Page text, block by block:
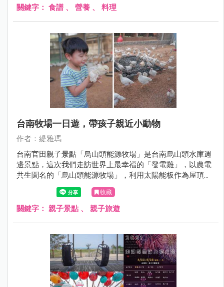
關鍵字： 食譜 、 營養 、 料理
台南牧場一日遊，帶孩子親近小動物
作者：緹雅瑪
台南官田親子景點「烏山頭能源牧場」是台南烏山頭水庫週
邊景點，這次我們走訪世界上最幸福的「發電雞」，以農電
共生聞名的「烏山頭能源牧場」，利用太陽能板作為屋頂發
電供電，這裡的發電雞可聽音樂，有大空間活動過得開心自
在，不怕人很適合帶小朋友來農事體驗，尤其是撿雞蛋，連
我大人也很愛這個體驗，整個童心大爆發。
收藏
關鍵字： 親子景點 、 親子旅遊